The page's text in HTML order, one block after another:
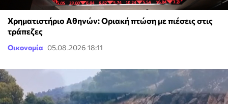
Χρηματιστήριο Αθηνών: Οριακή πτώση με πιέσεις στις
τράπεζες
Οικονομία 05.08.2026 18:11